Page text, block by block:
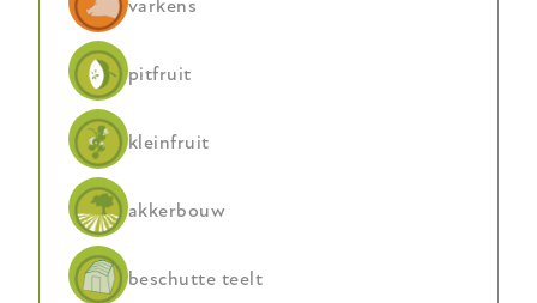
varkens
pitfruit
kleinfruit
akkerbouw
beschutte teelt